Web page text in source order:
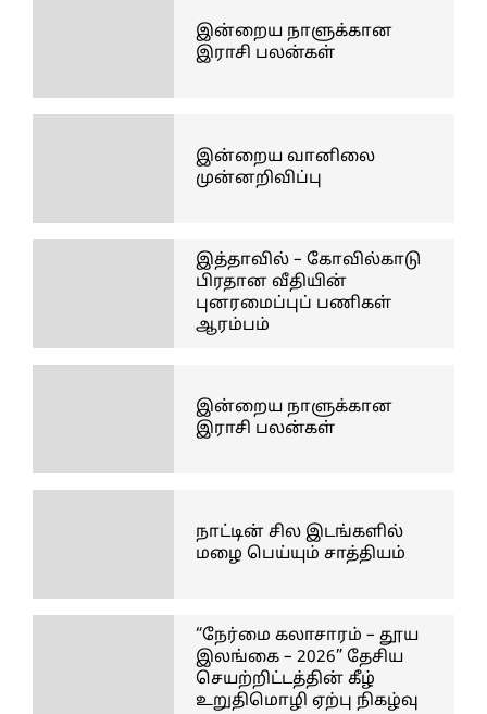
இன்றைய நாளுக்கான
இராசி பலன்கள்
இன்றைய வானிலை
முன்னறிவிப்பு
இத்தாவில் – கோவில்காடு
பிரதான வீதியின்
புனரமைப்புப் பணிகள்
ஆரம்பம்
இன்றைய நாளுக்கான
இராசி பலன்கள்
நாட்டின் சில இடங்களில்
மழை பெய்யும் சாத்தியம்
“நேர்மை கலாசாரம் – தூய
இலங்கை – 2026” தேசிய
செயற்றிட்டத்தின் கீழ்
உறுதிமொழி ஏற்பு நிகழ்வு